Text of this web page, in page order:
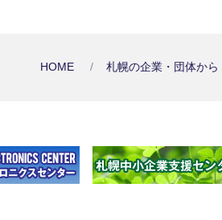
HOME 札幌の企業・団体から